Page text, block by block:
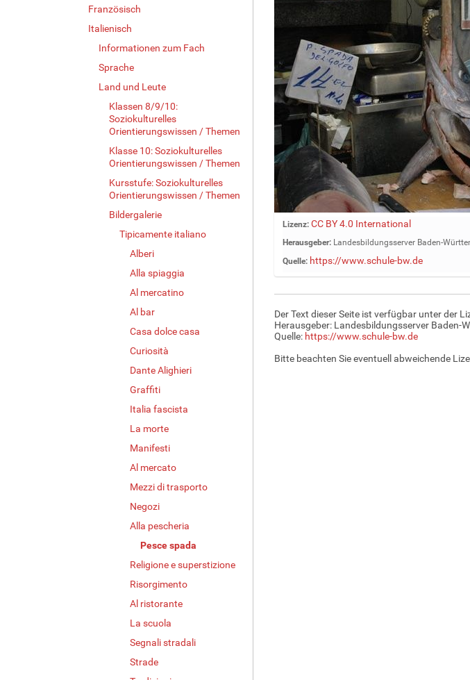
Französisch
Italienisch
Informationen zum Fach
Sprache
Land und Leute
Klassen 8/9/10:
Soziokulturelles
Orientierungswissen / Themen
Klasse 10: Soziokulturelles
Orientierungswissen / Themen
Kursstufe: Soziokulturelles
Orientierungswissen / Themen
Bildergalerie
Tipicamente italiano
Alberi
Alla spiaggia
Al mercatino
Al bar
Casa dolce casa
Curiosità
Dante Alighieri
Graffiti
Italia fascista
La morte
Manifesti
Al mercato
Mezzi di trasporto
Negozi
Alla pescheria
Pesce spada
Religione e superstizione
Risorgimento
Al ristorante
La scuola
Segnali stradali
Strade
Z
g
e
B
l
d
n
Lizenz: CC BY 4.0 International
Herausgeber:Landesbildungsserver Baden-
Quelle: https://www.schule-bw.de
Der Text dieser Seite ist verfügbar unter der
Herausgeber: Landesbildungsserver Baden-
Quelle: https://www.schule-bw.de
Bitte beachten Sie eventuell abweichende